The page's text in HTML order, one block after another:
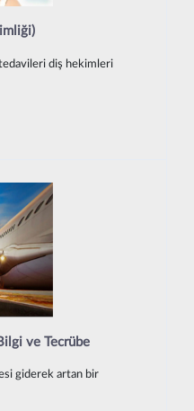
tedavileri diş hekimleri
ve Tecrübe
giderek artan bir